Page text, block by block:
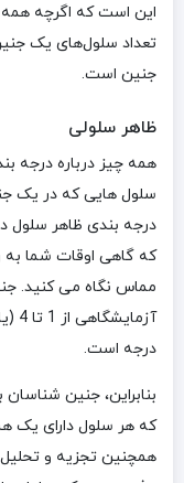
این است که اگرچه
تعداد سلول‌های یک
جنین است.
ظاهر سلولی
درجه بندی ظاهر سلول
که گاهی اوقات شما به
درجه است.
بنابراین، جنین
که هر سلول دارای یک
همچنین تجزیه و